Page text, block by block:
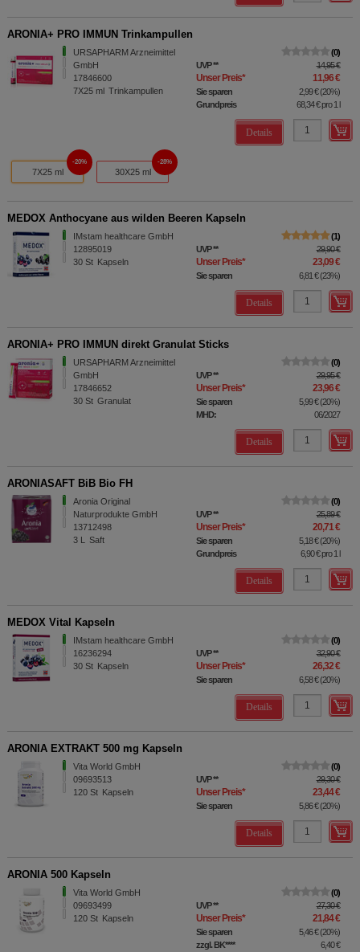
ARONIA+ PRO IMMUN Trinkampullen
URSAPHARM Arzneimittel
GmbH
17846600
7X25 ml Trinkampullen
0
UVP** 14,95 €
Unser Preis* 11,96 €
Sie sparen 2,99 €(20%)
Grundpreis
68,34 €pro 1 l
Details
7X25 ml
20%
30X25 ml
28%
MEDOX Anthocyane aus wilden Beeren Kapseln
IMstam healthcare GmbH
12895019
30 St Kapseln
1
UVP** 29,90 €
Unser Preis* 23,09 €
Sie sparen 6,81 €(23%)
Details
ARONIA+ PRO IMMUN direkt Granulat Sticks
URSAPHARM Arzneimittel
GmbH
17846652
30 St Granulat
0
UVP** 29,95 €
Unser Preis* 23,96 €
Sie sparen 5,99 €(20%)
MHD:
06/2027
Details
ARONIASAFT BiB Bio FH
Aronia Original
Naturprodukte GmbH
13712498
3 L Saft
0
UVP** 25,89 €
Unser Preis* 20,71 €
Sie sparen 5,18 €(20%)
Grundpreis
6,90 €pro 1 l
Details
MEDOX Vital Kapseln
IMstam healthcare GmbH
16236294
30 St Kapseln
0
UVP** 32,90 €
Unser Preis* 26,32 €
Sie sparen 6,58 €(20%)
Details
ARONIA EXTRAKT 500 mg Kapseln
Vita World GmbH
09693513
120 St Kapseln
0
UVP** 29,30 €
Unser Preis* 23,44 €
Sie sparen 5,86 €(20%)
Details
ARONIA 500 Kapseln
Vita World GmbH
09693499
120 St Kapseln
0
UVP** 27,30 €
Unser Preis* 21,84 €
Sie sparen 5,46 €(20%)
zzgl. BK**** 6,40 €